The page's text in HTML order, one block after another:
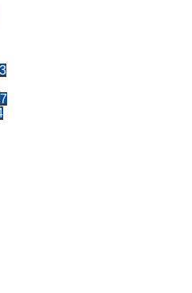
3
7